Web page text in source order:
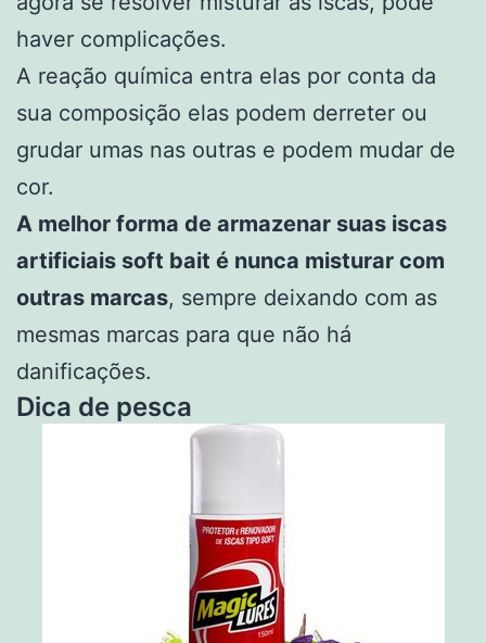
haver complicações.
A reação química entra elas por conta da
sua composição elas podem derreter ou
grudar umas nas outras e podem mudar de
cor.
A melhor forma de armazenar suas iscas
artificiais soft bait é nunca misturar com
outras marcas, sempre deixando com as
mesmas marcas para que não há
danificações.
Dica de pesca